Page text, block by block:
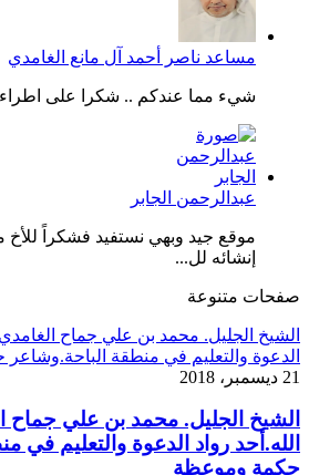
مساعد ناصر أحمد آل مانع الغامدي
شيء مما عندكم .. شكرا على
عبدالرحمن الجابر
موقع جيد وبهي نستفيد فشكراً
إنشائه لل...
صفحات متنوعة
الشيخ الجليل. محمد بن علي جماح
الدعوة والتعليم في منطقة
21 ديسمبر، 2018
الشيخ الجليل. محمد بن علي جماح
الله.أحد رواد الدعوة والتعليم في
حكمة وموعظة